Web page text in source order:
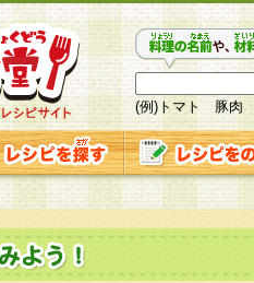
(例)トマト 豚肉